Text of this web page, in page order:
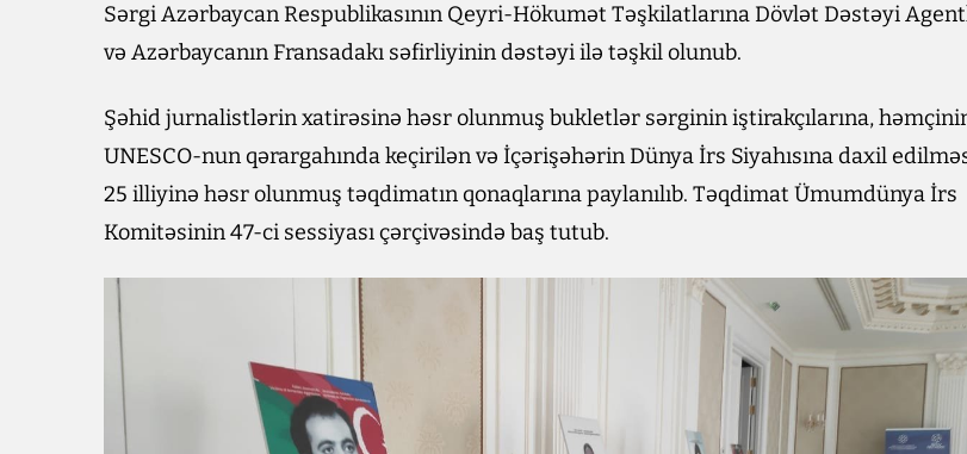
Sərgi Azərbaycan Respublikasının Qeyri-Hökumət Təşkilatlarına Dövlət Dəstəyi
və Azərbaycanın Fransadakı səfirliyinin dəstəyi ilə təşkil olunub.
Şəhid jurnalistlərin xatirəsinə həsr olunmuş bukletlər sərginin iştirakçılarına,
UNESCO-nun qərargahında keçirilən və İçərişəhərin Dünya İrs Siyahısına daxil
25 illiyinə həsr olunmuş təqdimatın qonaqlarına paylanılıb. Təqdimat Ümumdünya İrs
Komitəsinin 47-ci sessiyası çərçivəsində baş tutub.